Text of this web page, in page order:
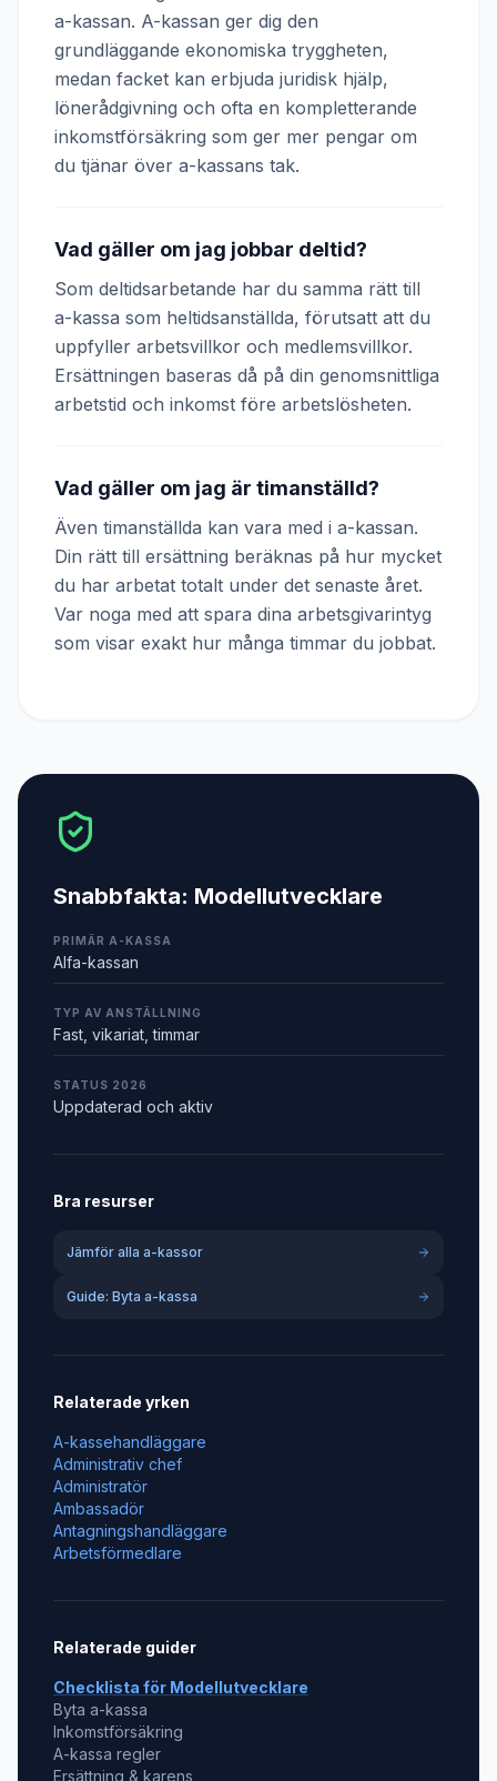
a-kassan. A-kassan ger dig den
grundläggande ekonomiska tryggheten,
medan facket kan erbjuda juridisk hjälp,
lönerådgivning och ofta en kompletterande
inkomstförsäkring som ger mer pengar om
du tjänar över a-kassans tak.
Vad gäller om jag jobbar deltid?
Som deltidsarbetande har du samma rätt till
a-kassa som heltidsanställda, förutsatt att du
uppfyller arbetsvillkor och medlemsvillkor.
Ersättningen baseras då på din genomsnittliga
arbetstid och inkomst före arbetslösheten.
Vad gäller om jag är timanställd?
Även timanställda kan vara med i a-kassan.
Din rätt till ersättning beräknas på hur mycket
du har arbetat totalt under det senaste året.
Var noga med att spara dina arbetsgivarintyg
som visar exakt hur många timmar du jobbat.
Snabbfakta: Modellutvecklare
PRIMÄR A-KASSA
Alfa-kassan
TYP AV ANSTÄLLNING
Fast, vikariat, timmar
STATUS 2026
Uppdaterad och aktiv
Bra resurser
Jämför alla a-kassor
Guide: Byta a-kassa
Relaterade yrken
A-kassehandläggare
Administrativ chef
Administratör
Ambassadör
Antagningshandläggare
Arbetsförmedlare
Relaterade guider
Checklista för Modellutvecklare
Byta a-kassa
Inkomstförsäkring
A-kassa regler
Ersättning & karens